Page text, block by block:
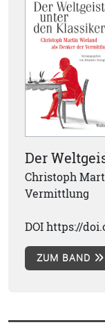
Der
Christoph
Vermittlung
DOI https://
ZUM BAND